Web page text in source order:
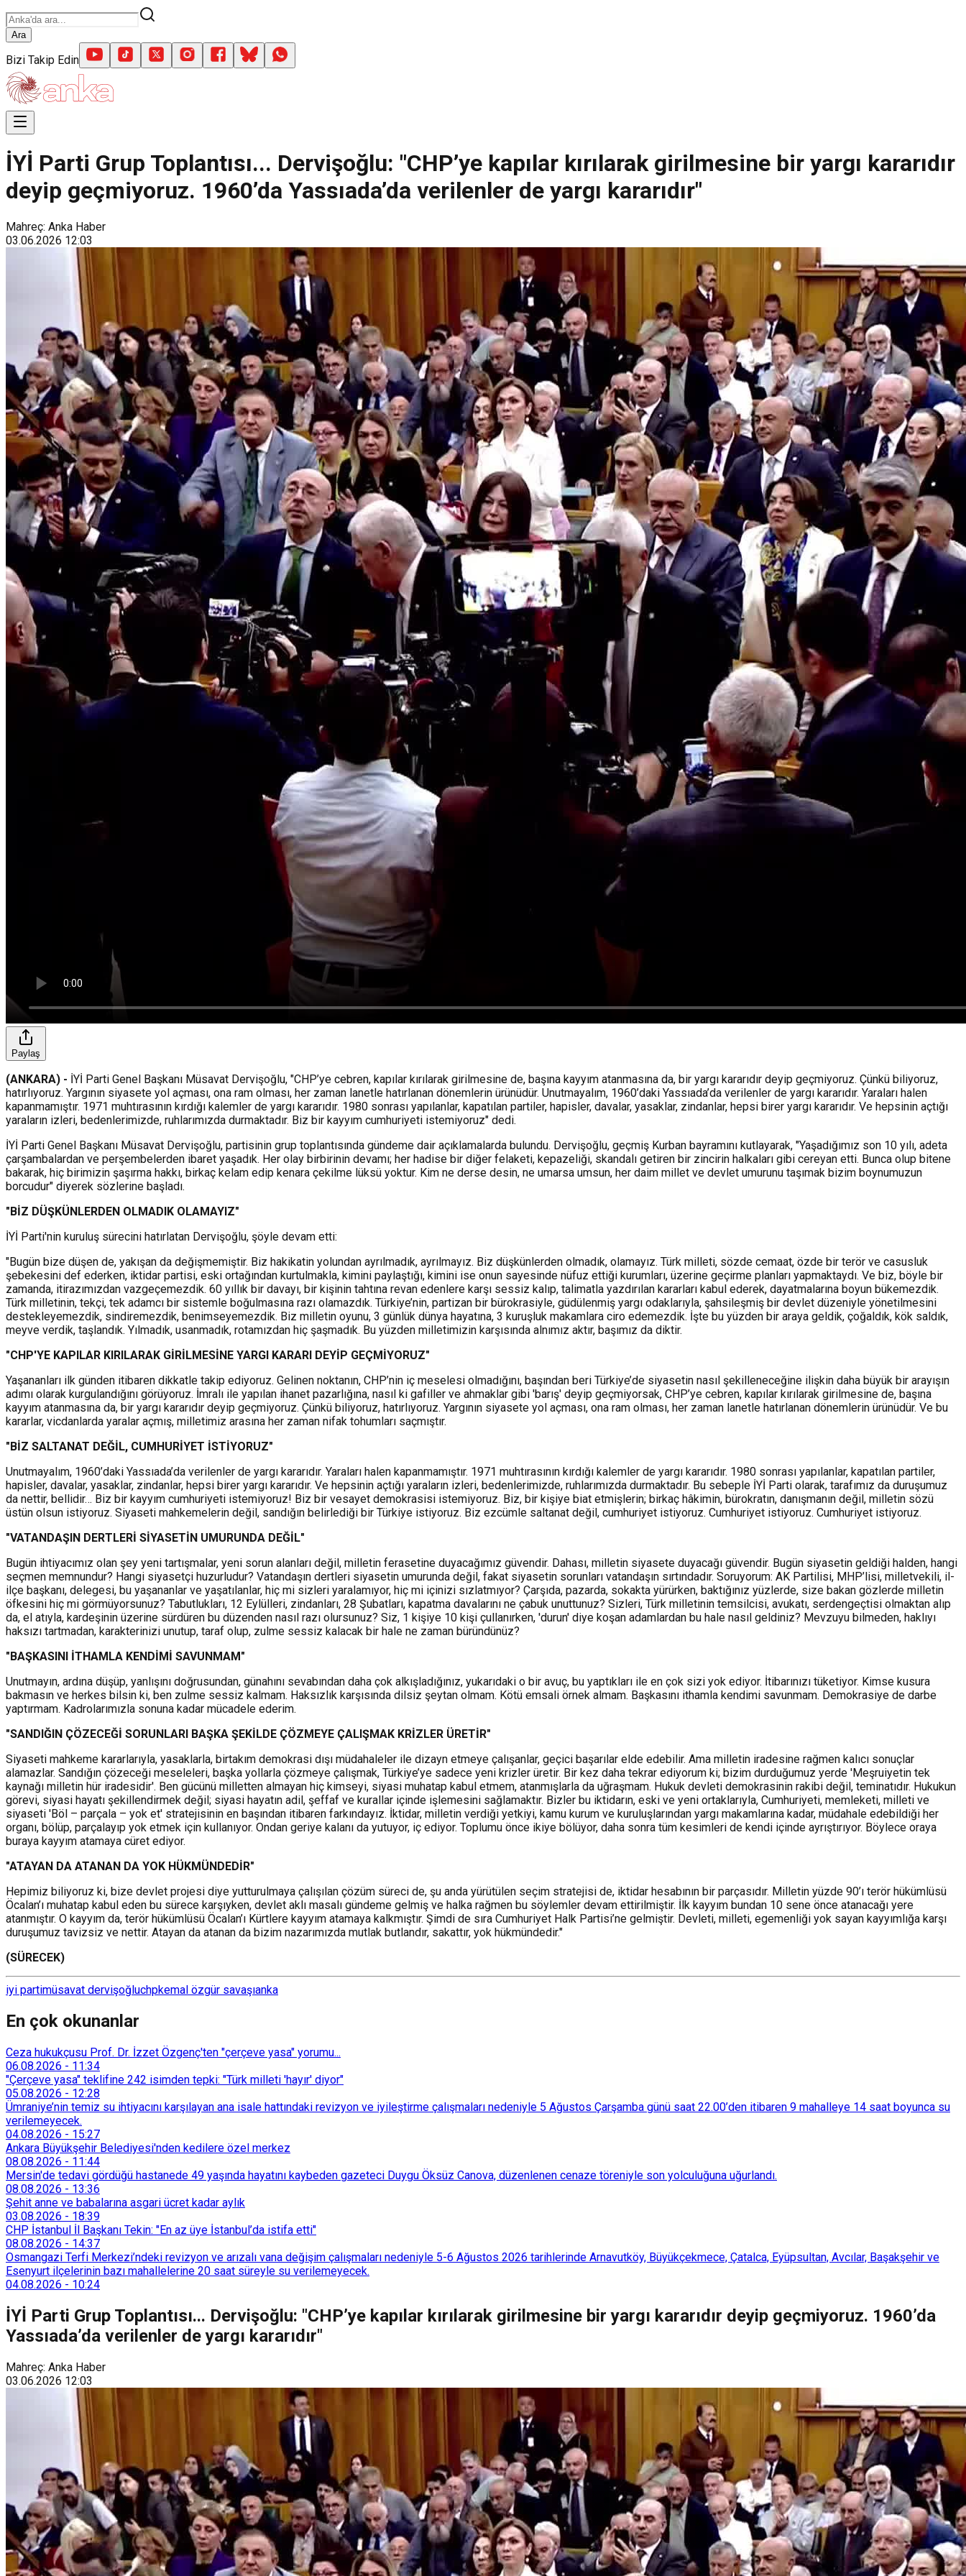
Ara
Bizi Takip Edin
İYİ Parti Grup Toplantısı... Dervişoğlu: "CHP’ye kapılar kırılarak girilmesine bir yargı kararıdır
deyip geçmiyoruz. 1960’da Yassıada’da verilenler de yargı kararıdır"
Mahreç: Anka Haber
03.06.2026 12:03
Paylaş
(ANKARA) - İYİ Parti Genel Başkanı Müsavat Dervişoğlu, "CHP’ye cebren, kapılar kırılarak girilmesine de, başına kayyım atanmasına da, bir yargı kararıdır deyip geçmiyoruz. Çünkü biliyoruz,
hatırlıyoruz. Yargının siyasete yol açması, ona ram olması, her zaman lanetle hatırlanan dönemlerin ürünüdür. Unutmayalım, 1960’daki Yassıada’da verilenler de yargı kararıdır. Yaraları halen
kapanmamıştır. 1971 muhtırasının kırdığı kalemler de yargı kararıdır. 1980 sonrası yapılanlar, kapatılan partiler, hapisler, davalar, yasaklar, zindanlar, hepsi birer yargı kararıdır. Ve hepsinin açtığı
yaraların izleri, bedenlerimizde, ruhlarımızda durmaktadır. Biz bir kayyım cumhuriyeti istemiyoruz" dedi.
İYİ Parti Genel Başkanı Müsavat Dervişoğlu, partisinin grup toplantısında gündeme dair açıklamalarda bulundu. Dervişoğlu, geçmiş Kurban bayramını kutlayarak, "Yaşadığımız son 10 yılı, adeta
çarşambalardan ve perşembelerden ibaret yaşadık. Her olay birbirinin devamı; her hadise bir diğer felaketi, kepazeliği, skandalı getiren bir zincirin halkaları gibi cereyan etti. Bunca olup bitene
bakarak, hiç birimizin şaşırma hakkı, birkaç kelam edip kenara çekilme lüksü yoktur. Kim ne derse desin, ne umarsa umsun, her daim millet ve devlet umurunu taşımak bizim boynumuzun
borcudur" diyerek sözlerine başladı.
"BİZ DÜŞKÜNLERDEN OLMADIK OLAMAYIZ"
İYİ Parti'nin kuruluş sürecini hatırlatan Dervişoğlu, şöyle devam etti:
"Bugün bize düşen de, yakışan da değişmemiştir. Biz hakikatin yolundan ayrılmadık, ayrılmayız. Biz düşkünlerden olmadık, olamayız. Türk milleti, sözde cemaat, özde bir terör ve casusluk
şebekesini def ederken, iktidar partisi, eski ortağından kurtulmakla, kimini paylaştığı, kimini ise onun sayesinde nüfuz ettiği kurumları, üzerine geçirme planları yapmaktaydı. Ve biz, böyle bir
zamanda, itirazımızdan vazgeçemezdik. 60 yıllık bir davayı, bir kişinin tahtına revan edenlere karşı sessiz kalıp, talimatla yazdırılan kararları kabul ederek, dayatmalarına boyun bükemezdik.
Türk milletinin, tekçi, tek adamcı bir sistemle boğulmasına razı olamazdık. Türkiye’nin, partizan bir bürokrasiyle, güdülenmiş yargı odaklarıyla, şahsileşmiş bir devlet düzeniyle yönetilmesini
destekleyemezdik, sindiremezdik, benimseyemezdik. Biz milletin oyunu, 3 günlük dünya hayatına, 3 kuruşluk makamlara ciro edemezdik. İşte bu yüzden bir araya geldik, çoğaldık, kök saldık,
meyve verdik, taşlandık. Yılmadık, usanmadık, rotamızdan hiç şaşmadık. Bu yüzden milletimizin karşısında alnımız aktır, başımız da diktir.
"CHP'YE KAPILAR KIRILARAK GİRİLMESİNE YARGI KARARI DEYİP GEÇMİYORUZ"
Yaşananları ilk günden itibaren dikkatle takip ediyoruz. Gelinen noktanın, CHP’nin iç meselesi olmadığını, başından beri Türkiye’de siyasetin nasıl şekilleneceğine ilişkin daha büyük bir arayışın
adımı olarak kurgulandığını görüyoruz. İmralı ile yapılan ihanet pazarlığına, nasıl ki gafiller ve ahmaklar gibi 'barış' deyip geçmiyorsak, CHP’ye cebren, kapılar kırılarak girilmesine de, başına
kayyım atanmasına da, bir yargı kararıdır deyip geçmiyoruz. Çünkü biliyoruz, hatırlıyoruz. Yargının siyasete yol açması, ona ram olması, her zaman lanetle hatırlanan dönemlerin ürünüdür. Ve bu
kararlar, vicdanlarda yaralar açmış, milletimiz arasına her zaman nifak tohumları saçmıştır.
"BİZ SALTANAT DEĞİL, CUMHURİYET İSTİYORUZ"
Unutmayalım, 1960’daki Yassıada’da verilenler de yargı kararıdır. Yaraları halen kapanmamıştır. 1971 muhtırasının kırdığı kalemler de yargı kararıdır. 1980 sonrası yapılanlar, kapatılan partiler,
hapisler, davalar, yasaklar, zindanlar, hepsi birer yargı kararıdır. Ve hepsinin açtığı yaraların izleri, bedenlerimizde, ruhlarımızda durmaktadır. Bu sebeple İYİ Parti olarak, tarafımız da duruşumuz
da nettir, bellidir… Biz bir kayyım cumhuriyeti istemiyoruz! Biz bir vesayet demokrasisi istemiyoruz. Biz, bir kişiye biat etmişlerin; birkaç hâkimin, bürokratın, danışmanın değil, milletin sözü
üstün olsun istiyoruz. Siyaseti mahkemelerin değil, sandığın belirlediği bir Türkiye istiyoruz. Biz ezcümle saltanat değil, cumhuriyet istiyoruz. Cumhuriyet istiyoruz. Cumhuriyet istiyoruz.
"VATANDAŞIN DERTLERİ SİYASETİN UMURUNDA DEĞİL"
Bugün ihtiyacımız olan şey yeni tartışmalar, yeni sorun alanları değil, milletin ferasetine duyacağımız güvendir. Dahası, milletin siyasete duyacağı güvendir. Bugün siyasetin geldiği halden, hangi
seçmen memnundur? Hangi siyasetçi huzurludur? Vatandaşın dertleri siyasetin umurunda değil, fakat siyasetin sorunları vatandaşın sırtındadır. Soruyorum: AK Partilisi, MHP’lisi, milletvekili, il-
ilçe başkanı, delegesi, bu yaşananlar ve yaşatılanlar, hiç mi sizleri yaralamıyor, hiç mi içinizi sızlatmıyor? Çarşıda, pazarda, sokakta yürürken, baktığınız yüzlerde, size bakan gözlerde milletin
öfkesini hiç mi görmüyorsunuz? Tabutlukları, 12 Eylülleri, zindanları, 28 Şubatları, kapatma davalarını ne çabuk unuttunuz? Sizleri, Türk milletinin temsilcisi, avukatı, serdengeçtisi olmaktan alıp
da, el atıyla, kardeşinin üzerine sürdüren bu düzenden nasıl razı olursunuz? Siz, 1 kişiye 10 kişi çullanırken, 'durun' diye koşan adamlardan bu hale nasıl geldiniz? Mevzuyu bilmeden, haklıyı
haksızı tartmadan, karakterinizi unutup, taraf olup, zulme sessiz kalacak bir hale ne zaman büründünüz?
"BAŞKASINI İTHAMLA KENDİMİ SAVUNMAM"
Unutmayın, ardına düşüp, yanlışını doğrusundan, günahını sevabından daha çok alkışladığınız, yukarıdaki o bir avuç, bu yaptıkları ile en çok sizi yok ediyor. İtibarınızı tüketiyor. Kimse kusura
bakmasın ve herkes bilsin ki, ben zulme sessiz kalmam. Haksızlık karşısında dilsiz şeytan olmam. Kötü emsali örnek almam. Başkasını ithamla kendimi savunmam. Demokrasiye de darbe
yaptırmam. Kadrolarımızla sonuna kadar mücadele ederim.
"SANDIĞIN ÇÖZECEĞİ SORUNLARI BAŞKA ŞEKİLDE ÇÖZMEYE ÇALIŞMAK KRİZLER ÜRETİR"
Siyaseti mahkeme kararlarıyla, yasaklarla, birtakım demokrasi dışı müdahaleler ile dizayn etmeye çalışanlar, geçici başarılar elde edebilir. Ama milletin iradesine rağmen kalıcı sonuçlar
alamazlar. Sandığın çözeceği meseleleri, başka yollarla çözmeye çalışmak, Türkiye’ye sadece yeni krizler üretir. Bir kez daha tekrar ediyorum ki; bizim durduğumuz yerde 'Meşruiyetin tek
kaynağı milletin hür iradesidir'. Ben gücünü milletten almayan hiç kimseyi, siyasi muhatap kabul etmem, atanmışlarla da uğraşmam. Hukuk devleti demokrasinin rakibi değil, teminatıdır. Hukukun
görevi, siyasi hayatı şekillendirmek değil; siyasi hayatın adil, şeffaf ve kurallar içinde işlemesini sağlamaktır. Bizler bu iktidarın, eski ve yeni ortaklarıyla, Cumhuriyeti, memleketi, milleti ve
siyaseti 'Böl – parçala – yok et' stratejisinin en başından itibaren farkındayız. İktidar, milletin verdiği yetkiyi, kamu kurum ve kuruluşlarından yargı makamlarına kadar, müdahale edebildiği her
organı, bölüp, parçalayıp yok etmek için kullanıyor. Ondan geriye kalanı da yutuyor, iç ediyor. Toplumu önce ikiye bölüyor, daha sonra tüm kesimleri de kendi içinde ayrıştırıyor. Böylece oraya
buraya kayyım atamaya cüret ediyor.
"ATAYAN DA ATANAN DA YOK HÜKMÜNDEDİR"
Hepimiz biliyoruz ki, bize devlet projesi diye yutturulmaya çalışılan çözüm süreci de, şu anda yürütülen seçim stratejisi de, iktidar hesabının bir parçasıdır. Milletin yüzde 90’ı terör hükümlüsü
Öcalan’ı muhatap kabul eden bu sürece karşıyken, devlet aklı masalı gündeme gelmiş ve halka rağmen bu söylemler devam ettirilmiştir. İlk kayyım bundan 10 sene önce atanacağı yere
atanmıştır. O kayyım da, terör hükümlüsü Öcalan’ı Kürtlere kayyım atamaya kalkmıştır. Şimdi de sıra Cumhuriyet Halk Partisi’ne gelmiştir. Devleti, milleti, egemenliği yok sayan kayyımlığa karşı
duruşumuz tavizsiz ve nettir. Atayan da atanan da bizim nazarımızda mutlak butlandır, sakattır, yok hükmündedir."
(SÜRECEK)
iyi partimüsavat dervişoğluchpkemal özgür savaşıanka
En çok okunanlar
Ceza hukukçusu Prof. Dr. İzzet Özgenç'ten "çerçeve yasa" yorumu...
06.08.2026 - 11:34
"Çerçeve yasa" teklifine 242 isimden tepki: "Türk milleti 'hayır' diyor"
05.08.2026 - 12:28
Ümraniye’nin temiz su ihtiyacını karşılayan ana isale hattındaki revizyon ve iyileştirme çalışmaları nedeniyle 5 Ağustos Çarşamba günü saat 22.00’den itibaren 9 mahalleye 14 saat boyunca su
verilemeyecek.
04.08.2026 - 15:27
Ankara Büyükşehir Belediyesi'nden kedilere özel merkez
08.08.2026 - 11:44
Mersin'de tedavi gördüğü hastanede 49 yaşında hayatını kaybeden gazeteci Duygu Öksüz Canova, düzenlenen cenaze töreniyle son yolculuğuna uğurlandı.
08.08.2026 - 13:36
Şehit anne ve babalarına asgari ücret kadar aylık
03.08.2026 - 18:39
CHP İstanbul İl Başkanı Tekin: "En az üye İstanbul’da istifa etti"
08.08.2026 - 14:37
Osmangazi Terfi Merkezi’ndeki revizyon ve arızalı vana değişim çalışmaları nedeniyle 5-6 Ağustos 2026 tarihlerinde Arnavutköy, Büyükçekmece, Çatalca, Eyüpsultan, Avcılar, Başakşehir ve
Esenyurt ilçelerinin bazı mahallelerine 20 saat süreyle su verilemeyecek.
04.08.2026 - 10:24
İYİ Parti Grup Toplantısı... Dervişoğlu: "CHP’ye kapılar kırılarak girilmesine bir yargı kararıdır deyip geçmiyoruz. 1960’da
Yassıada’da verilenler de yargı kararıdır"
Mahreç: Anka Haber
03.06.2026 12:03